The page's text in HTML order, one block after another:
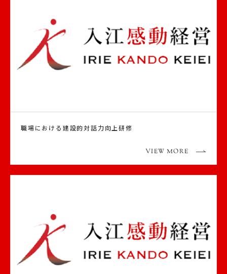
職場における建設的対話力向上研修
VIEW MORE